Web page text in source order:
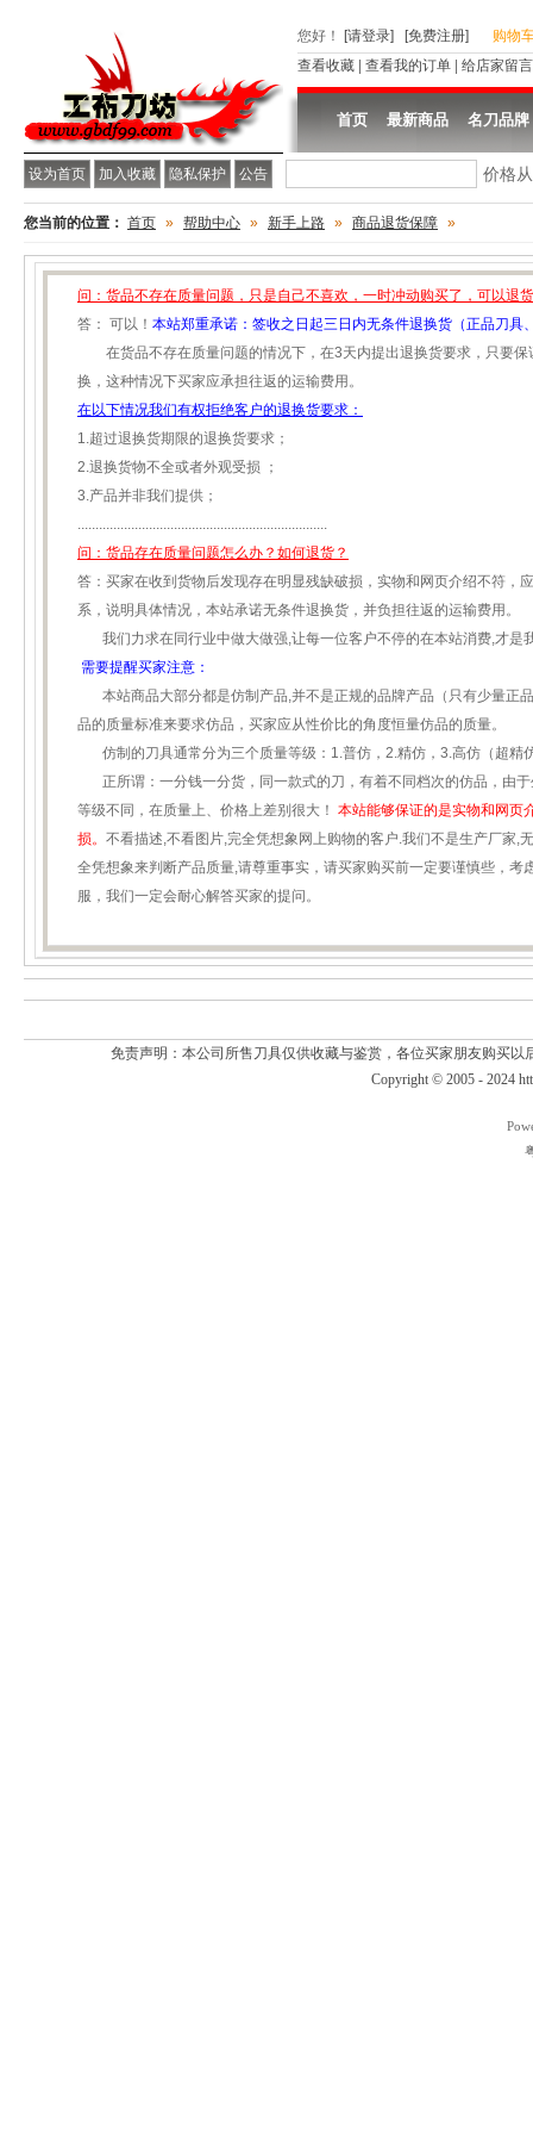
设为首页 加入收藏 隐私保护 公告
您好 ！ [请登录] [免费注册]
购物
查看收藏
查看我的订单 给店家留言
首页 最新商品 名刀品牌
价格
您当前的位置： 首页 » 帮助中心 » 新手上路 » 商品退货保障 »
问：货品不存在质量问题，只是自己不喜欢，一时冲动购买了，可以退
答： 可以！ 本站郑重承诺：签收之日起三日内无条件退换货（正品刀具
在货品不存在质量问题的情况下，在3天内提出退换货要求，只要保
换，这种情况下买家应承担往返的运输费用。
在以下情况我们有权拒绝客户的退换货要求：
1.超过退换货期限的退换货要求；
2.退换货物不全或者外观受损 ；
3.产品并非我们提供；
......................................................................
问：货品存在质量问题怎么办？如何退货？
答：买家在收到货物后发现存在明显残缺破损，实物和网页介绍不符，
系，说明具体情况，本站承诺无条件退换货，并负担往返的运输费用。
我们力求在同行业中做大做强,让每一位客户不停的在本站消费,才是
需要提醒买家注意：
本站商品大部分都是仿制产品,并不是正规的品牌产品（只有少量正
品的质量标准来要求仿品，买家应从性价比的角度恒量仿品的质量。
仿制的刀具通常分为三个质量等级：1.普仿，2.精仿，3.高仿（超精
正所谓：一分钱一分货，同一款式的刀，有着不同档次的仿品，由
等级不同，在质量上、价格上差别很大！ 本站能够保证的是实物和网页
损。 不看描述,不看图片,完全凭想象网上购物的客户.我们不是生产厂家,
全凭想象来判断产品质量,请尊重事实，请买家购买前一定要谨慎些，考
服，我们一定会耐心解答买家的提问。
免责声明：本公司所售刀具仅供收藏与鉴赏，各位买家朋友购买
Copyright © 2005 - 2024